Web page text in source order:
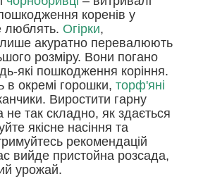
коренів у
люблять. Огірки,
акуратно перевалюють
розміру. Вони погано
які пошкодження коріння.
в окремі горошки, торф'яні
Виростити гарну
так складно, як здається
якісне насіння та
рекомендацій
вийде пристойна розсада,
урожай.